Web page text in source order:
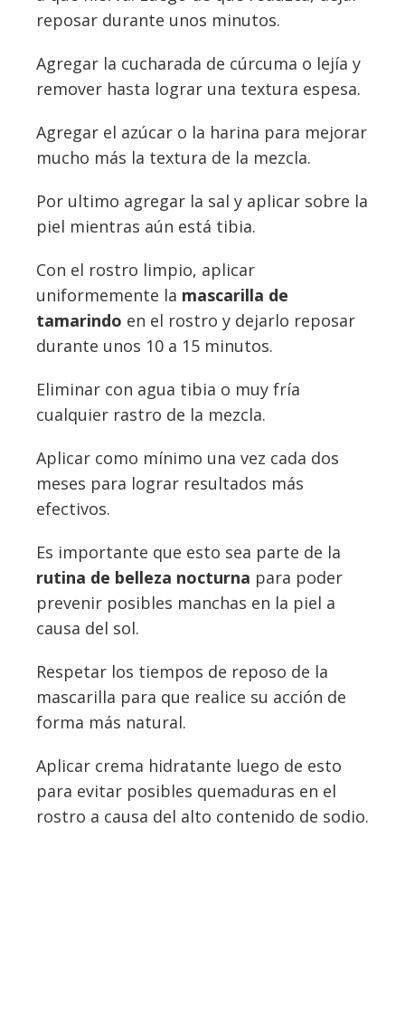
reposar durante unos minutos.
Agregar la cucharada de cúrcuma o lejía y
remover hasta lograr una textura espesa.
Agregar el azúcar o la harina para mejorar
mucho más la textura de la mezcla.
Por ultimo agregar la sal y aplicar sobre la
piel mientras aún está tibia.
Con el rostro limpio, aplicar
uniformemente la mascarilla de
tamarindo en el rostro y dejarlo reposar
durante unos 10 a 15 minutos.
Eliminar con agua tibia o muy fría
cualquier rastro de la mezcla.
Aplicar como mínimo una vez cada dos
meses para lograr resultados más
efectivos.
Es importante que esto sea parte de la
rutina de belleza nocturna para poder
prevenir posibles manchas en la piel a
causa del sol.
Respetar los tiempos de reposo de la
mascarilla para que realice su acción de
forma más natural.
Aplicar crema hidratante luego de esto
para evitar posibles quemaduras en el
rostro a causa del alto contenido de sodio.